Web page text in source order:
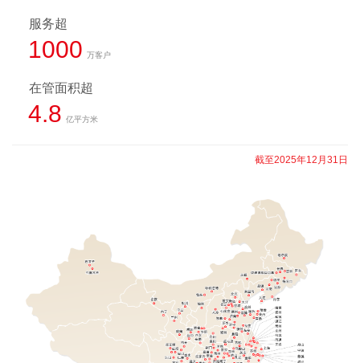
服务超
1000 万客户
在管面积超
4.8 亿平方米
截至2025年12月31日